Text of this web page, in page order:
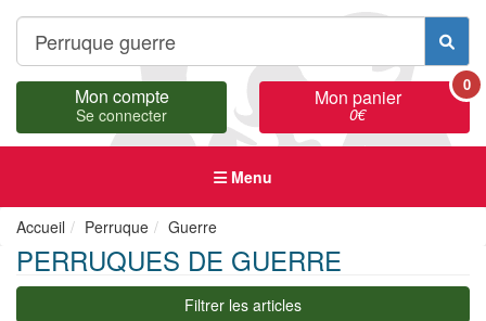
Mon compte
Se connecter
Mon panier
0€
0
Menu
Accueil Perruque Guerre
PERRUQUES DE GUERRE
Filtrer les articles